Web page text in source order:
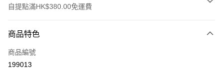
自提點滿HK$380.00免運費
信用卡
Apple Pay
商品特色
商品編號
199013